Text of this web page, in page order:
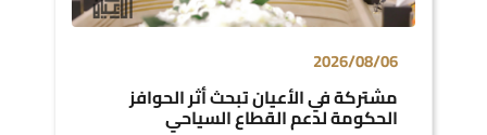
2026/08/06
مشتركة في الأعيان تبحث أثر الحوافز
الحكومة لدعم القطاع السياحي